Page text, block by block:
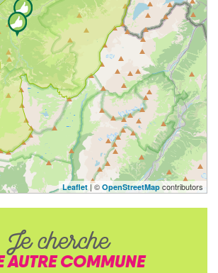
Leaflet | © OpenStreetMap contributors
Je cherche
AUTRE COMMUNE